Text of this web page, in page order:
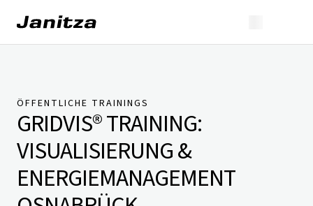
ÖFFENTLICHE TRAININGS
GRIDVIS® TRAINING:
VISUALISIERUNG &
ENERGIEMANAGEMENT